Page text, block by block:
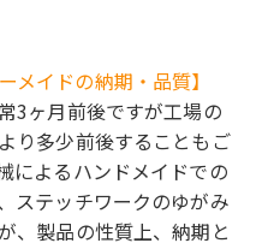
メイドの納期・品質】
3ヶ月前後ですが工場の
り多少前後することもご
によるハンドメイドでの
ステッチワークのゆがみ
、製品の性質上、納期と